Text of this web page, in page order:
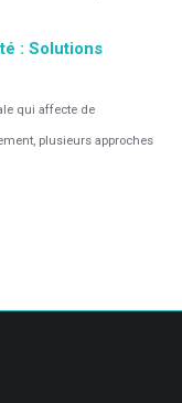
: Solutions
qui affecte de
plusieurs approches